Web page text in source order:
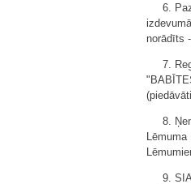
6.
norādīts
7.
8.
9.